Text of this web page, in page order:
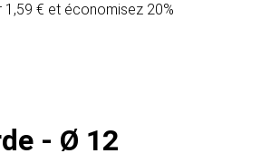
€ et économisez 20%
- Ø 12